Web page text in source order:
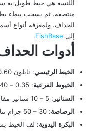
اللنسه هي خيط طويل به
منتصفه، ثم يسحب ببطء
الحداف. ولمعرفة أنواع
إلى FishBase
.
أدوات
الخيط الرئيسي: نايلون 0.60 – 0.80 مم.
الخيوط الفرعية: 0.35 – 0.40 مم.
السنانير : 5 – 10 سنانير مقاس 10 – 14.
الرصاصة: 30 – 50 جرام تناسب قوة التيار.
البكرة اليدوية: لف الخيط